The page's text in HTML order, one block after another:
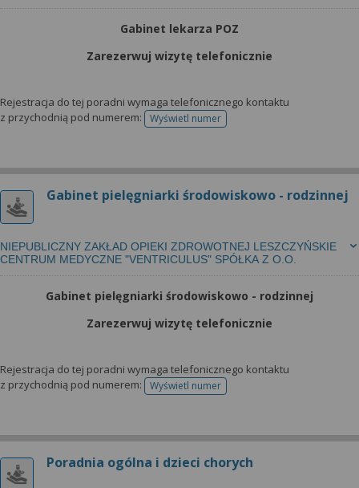
Gabinet lekarza POZ
Zarezerwuj wizytę telefonicznie
Rejestracja do tej poradni wymaga telefonicznego kontaktu
z przychodnią pod numerem:
Wyświetl numertelefonu do rejestracji
Gabinet pielęgniarki środowiskowo - rodzinnej
NIEPUBLICZNY ZAKŁAD OPIEKI ZDROWOTNEJ LESZCZYŃSKIE
CENTRUM MEDYCZNE "VENTRICULUS" SPÓŁKA Z O.O.
Gabinet pielęgniarki środowiskowo - rodzinnej
Zarezerwuj wizytę telefonicznie
Rejestracja do tej poradni wymaga telefonicznego kontaktu
z przychodnią pod numerem:
Wyświetl numertelefonu do rejestracji
Poradnia ogólna i dzieci chorych